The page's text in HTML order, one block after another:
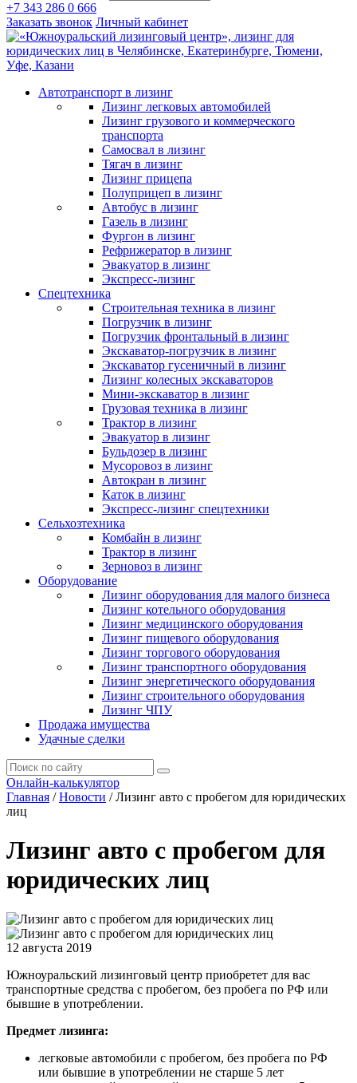
+7 343 286 0 666
Заказать звонок Личный кабинет
Автотранспорт в лизинг
Лизинг легковых автомобилей
Лизинг грузового и коммерческого
транспорта
Самосвал в лизинг
Тягач в лизинг
Лизинг прицепа
Полуприцеп в лизинг
Автобус в лизинг
Газель в лизинг
Фургон в лизинг
Рефрижератор в лизинг
Эвакуатор в лизинг
Экспресс-лизинг
Спецтехника
Строительная техника в лизинг
Погрузчик в лизинг
Погрузчик фронтальный в лизинг
Экскаватор-погрузчик в лизинг
Экскаватор гусеничный в лизинг
Лизинг колесных экскаваторов
Мини-экскаватор в лизинг
Грузовая техника в лизинг
Трактор в лизинг
Эвакуатор в лизинг
Бульдозер в лизинг
Мусоровоз в лизинг
Автокран в лизинг
Каток в лизинг
Экспресс-лизинг спецтехники
Сельхозтехника
Комбайн в лизинг
Трактор в лизинг
Зерновоз в лизинг
Оборудование
Лизинг оборудования для малого бизнеса
Лизинг котельного оборудования
Лизинг медицинского оборудования
Лизинг пищевого оборудования
Лизинг торгового оборудования
Лизинг транспортного оборудования
Лизинг энергетического оборудования
Лизинг строительного оборудования
Лизинг ЧПУ
Продажа имущества
Удачные сделки
Онлайн-калькулятор
Главная / Новости / Лизинг авто с пробегом для юридических
лиц
Лизинг авто с пробегом для
юридических лиц
12 августа 2019
Южноуральский лизинговый центр приобретет для вас
транспортные средства с пробегом, без пробега по РФ или
бывшие в употреблении.
Предмет лизинга:
легковые автомобили с пробегом, без пробега по РФ
или бывшие в употреблении не старше 5 лет